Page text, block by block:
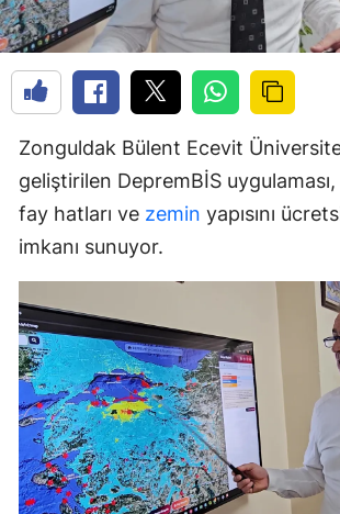
Zonguldak Bülent Ecevit
geliştirilen DepremBİS
fay hatları ve zemin yapısını
imkanı sunuyor.